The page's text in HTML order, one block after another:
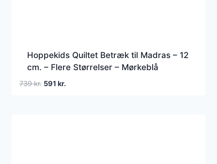
Hoppekids Quiltet Betræk til Madras – 12
cm. – Flere Størrelser – Mørkeblå
739kr. Den
591 kr.Den